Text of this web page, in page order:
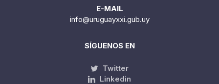
E-MAIL
info@uruguayxxi.gub.uy
SÍGUENOS EN
Twitter
Linkedin